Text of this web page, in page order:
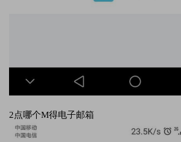
2点哪个M得电子邮箱